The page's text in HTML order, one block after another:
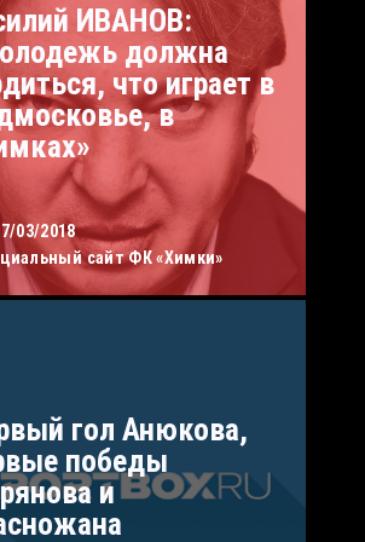
03/2018
сайт ФК «Химки»
ИВАНОВ:
должна
что играет в
в
гол Анюкова,
победы
и